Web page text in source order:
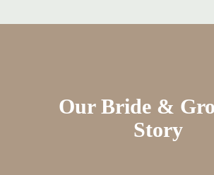
Our Bride &
Story